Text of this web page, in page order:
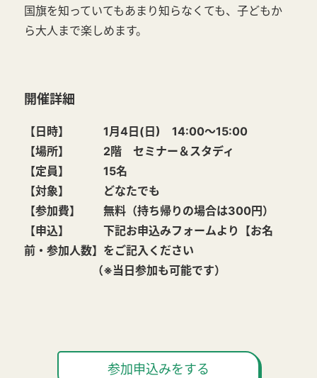
国旗を知っていてもあまり知らなくても、子どもか
ら大人まで楽しめます。
開催詳細
【日時】 1月4日(日) 14:00～15:00
【場所】 2階 セミナー＆スタディ
【定員】 15名
【対象】 どなたでも
【参加費】 無料（持ち帰りの場合は300円）
【申込】 下記お申込みフォームより【お名
前・参加人数】をご記入ください
（※当日参加も可能です）
参加申込みをする